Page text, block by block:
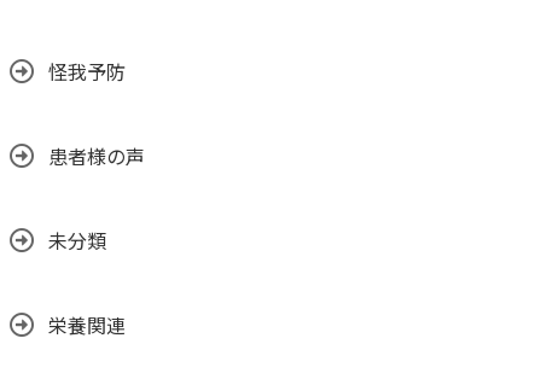
怪我予防
患者様の声
未分類
栄養関連